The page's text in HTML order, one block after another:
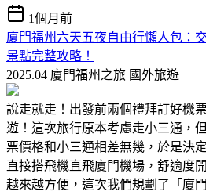
1個月前
廈門福州六天五夜自由行懶人包：
景點完整攻略！
2025.04 廈門福州之旅 國外旅遊
說走就走！出發前兩個禮拜訂好機
遊！這次旅行原本考慮走小三通，
票價格和小三通相差無幾，於是決
直接搭飛機直飛廈門機場，舒適度
越來越方便，這次我們規劃了「廈